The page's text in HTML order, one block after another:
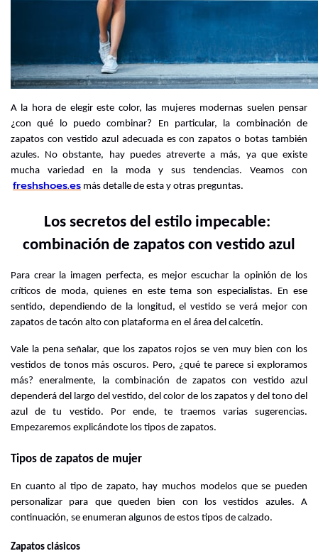
A la hora de elegir este color, las mujeres modernas suelen pensar
¿con qué lo puedo combinar? En particular, la combinación de
zapatos con vestido azul adecuada es con zapatos o botas también
azules. No obstante, hay puedes atreverte a más, ya que existe
mucha variedad en la moda y sus tendencias. Veamos con
freshshoes.es más detalle de esta y otras preguntas.
Los secretos del estilo impecable:
combinación de zapatos con vestido azul
Para crear la imagen perfecta, es mejor escuchar la opinión de los
críticos de moda, quienes en este tema son especialistas. En ese
sentido, dependiendo de la longitud, el vestido se verá mejor con
zapatos de tacón alto con plataforma en el área del calcetín.
Vale la pena señalar, que los zapatos rojos se ven muy bien con los
vestidos de tonos más oscuros. Pero, ¿qué te parece si exploramos
más? eneralmente, la combinación de zapatos con vestido azul
dependerá del largo del vestido, del color de los zapatos y del tono del
azul de tu vestido. Por ende, te traemos varias sugerencias.
Empezaremos explicándote los tipos de zapatos.
Tipos de zapatos de mujer
En cuanto al tipo de zapato, hay muchos modelos que se pueden
personalizar para que queden bien con los vestidos azules. A
continuación, se enumeran algunos de estos tipos de calzado.
Zapatos clásicos